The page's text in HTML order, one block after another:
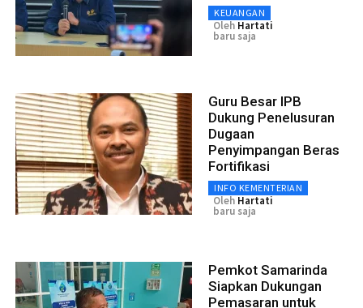
KEUANGAN
Oleh Hartati
baru saja
Guru Besar IPB
Dukung Penelusuran
Dugaan
Penyimpangan Beras
Fortifikasi
INFO KEMENTERIAN
Oleh Hartati
baru saja
Pemkot Samarinda
Siapkan Dukungan
Pemasaran untuk